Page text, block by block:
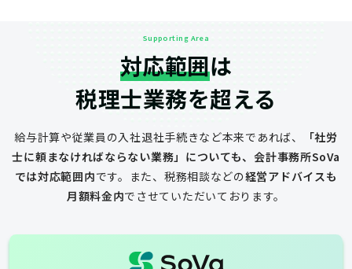
Supporting Area
対応範囲は
税理士業務を超える
給与計算や従業員の入社退社手続きなど本来であれば、
「社労
士に頼まなければならない業務」についても、会計事務所SoVa
では対応範囲内です。 また、税務相談などの経営アドバイスも
月額料金内でさせていただいております。